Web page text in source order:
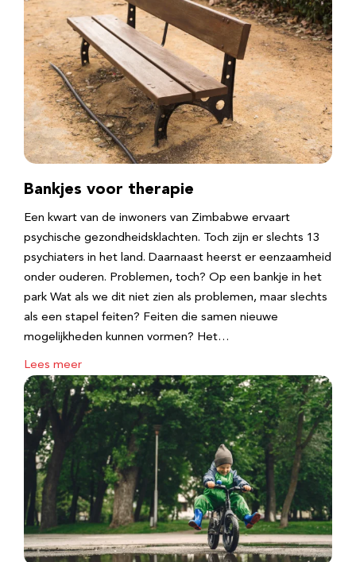
Bankjes voor therapie
Een kwart van de inwoners van Zimbabwe ervaart
psychische gezondheidsklachten. Toch zijn er slechts 13
psychiaters in het land. Daarnaast heerst er eenzaamheid
onder ouderen. Problemen, toch? Op een bankje in het
park Wat als we dit niet zien als problemen, maar slechts
als een stapel feiten? Feiten die samen nieuwe
mogelijkheden kunnen vormen? Het…
Lees meer